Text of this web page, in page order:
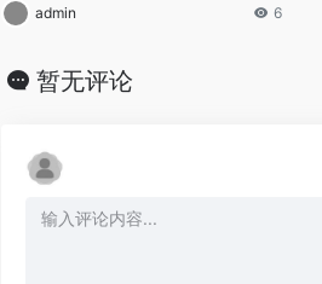
admin 6
暂无评论